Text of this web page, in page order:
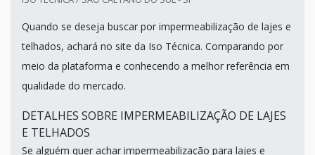
Quando se deseja buscar por impermeabilização de lajes e
telhados, achará no site da Iso Técnica. Comparando por
meio da plataforma e conhecendo a melhor referência em
qualidade do mercado.
DETALHES SOBRE IMPERMEABILIZAÇÃO DE LAJES
E TELHADOS
Se alguém quer achar impermeabilização para lajes e